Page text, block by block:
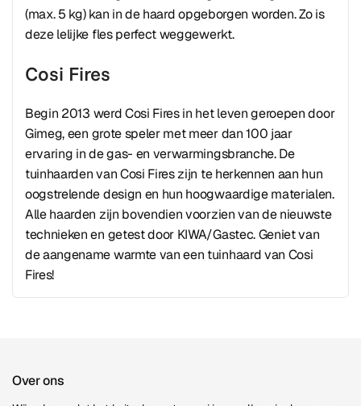
(max. 5 kg) kan in de haard opgeborgen worden. Zo is
deze lelijke fles perfect weggewerkt.
Cosi Fires
Begin 2013 werd Cosi Fires in het leven geroepen door
Gimeg, een grote speler met meer dan 100 jaar
ervaring in de gas- en verwarmingsbranche. De
tuinhaarden van Cosi Fires zijn te herkennen aan hun
oogstrelende design en hun hoogwaardige materialen.
Alle haarden zijn bovendien voorzien van de nieuwste
technieken en getest door KIWA/Gastec. Geniet van
de aangename warmte van een tuinhaard van Cosi
Fires!
Over ons